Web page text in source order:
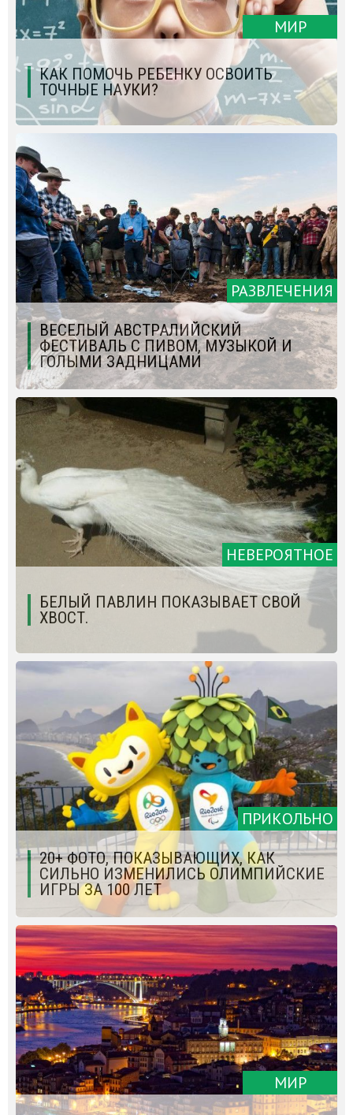
МИР
КАК ПОМОЧЬ РЕБЕНКУ ОСВОИТЬ
ТОЧНЫЕ НАУКИ?
РАЗВЛЕЧЕНИЯ
ВЕСЕЛЫЙ АВСТРАЛИЙСКИЙ
ФЕСТИВАЛЬ С ПИВОМ, МУЗЫКОЙ И
ГОЛЫМИ ЗАДНИЦАМИ
НЕВЕРОЯТНОЕ
БЕЛЫЙ ПАВЛИН ПОКАЗЫВАЕТ СВОЙ
ХВОСТ.
ПРИКОЛЬНО
20+ ФОТО, ПОКАЗЫВАЮЩИХ, КАК
СИЛЬНО ИЗМЕНИЛИСЬ ОЛИМПИЙСКИЕ
ИГРЫ ЗА 100 ЛЕТ
МИР